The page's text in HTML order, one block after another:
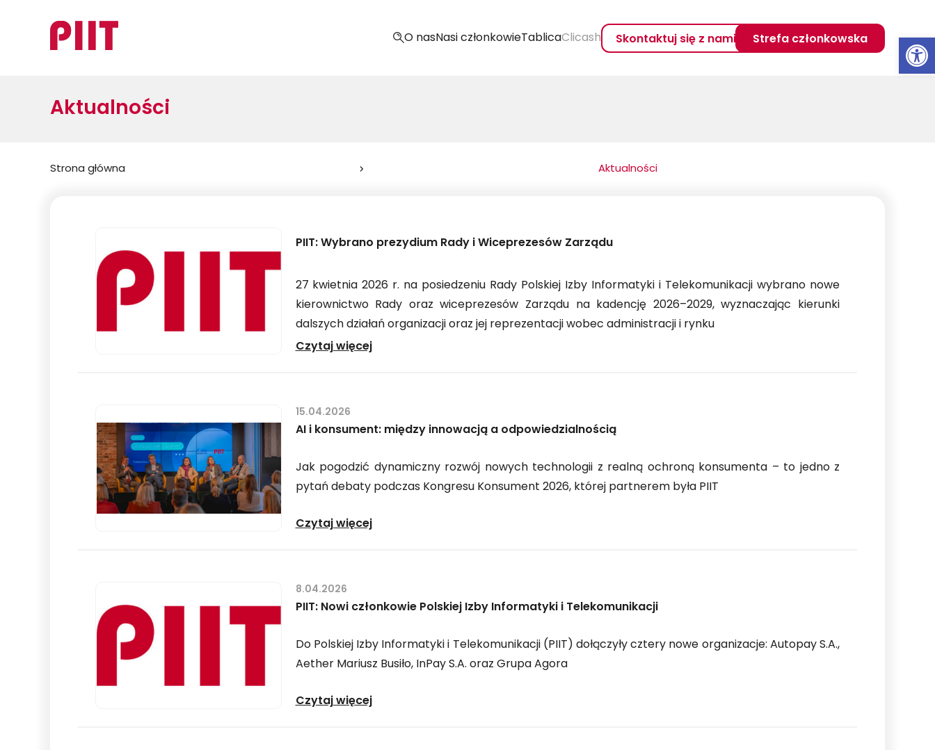
O nasNasi członkowieTablicaClicash Skontaktuj się z nami Strefa członkowska
Aktualności
Jesteś
Strona główna Aktualności
PIIT: Wybrano prezydium Rady i Wiceprezesów Zarządu
27 kwietnia 2026 r. na posiedzeniu Rady Polskiej Izby Informatyki i Telekomunikacji wybrano nowe
kierownictwo Rady oraz wiceprezesów Zarządu na kadencję 2026–2029, wyznaczając kierunki
dalszych działań organizacji oraz jej reprezentacji wobec administracji i rynku
Czytaj więcejPIIT:
i
Zarządu
AI i konsument: między innowacją a odpowiedzialnością
Jak pogodzić dynamiczny rozwój nowych technologii z realną ochroną konsumenta – to jedno z
pytań debaty podczas Kongresu Konsument 2026, której partnerem była PIIT
Czytaj więcejAI
innowacją
odpowiedzialnością
15.04.2026
PIIT: Nowi członkowie Polskiej Izby Informatyki i Telekomunikacji
Do Polskiej Izby Informatyki i Telekomunikacji (PIIT) dołączyły cztery nowe organizacje: Autopay S.A.,
Aether Mariusz Busiło, InPay S.A. oraz Grupa Agora
Czytaj więcejPIIT:
8.04.2026